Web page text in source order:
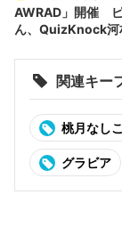
AWRAD」開催 ピ
ん、QuizKnock河
関連キー
桃月なしこ
グラビア